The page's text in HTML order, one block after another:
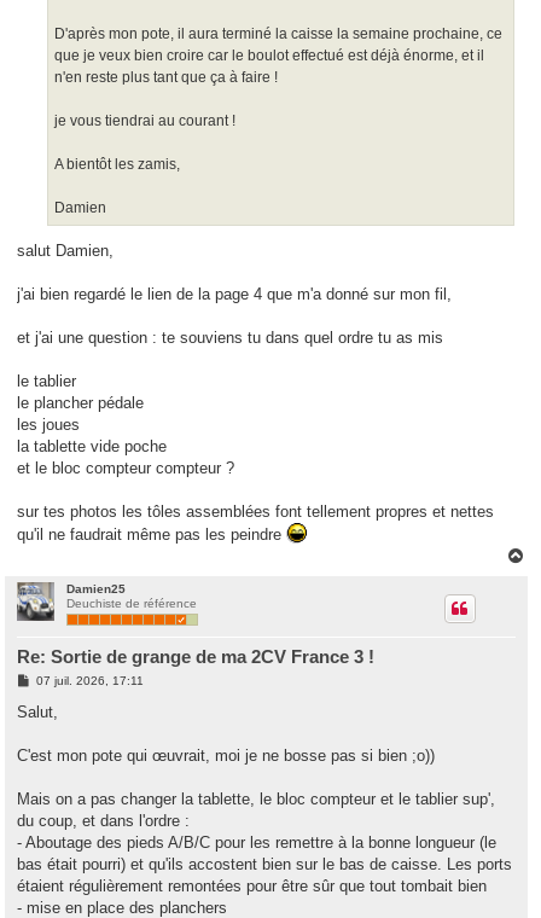
D'après mon pote, il aura terminé la caisse la semaine prochaine, ce
que je veux bien croire car le boulot effectué est déjà énorme, et il
n'en reste plus tant que ça à faire !
je vous tiendrai au courant !
A bientôt les zamis,
Damien
salut Damien,
j'ai bien regardé le lien de la page 4 que m'a donné sur mon fil,
et j'ai une question : te souviens tu dans quel ordre tu as mis
le tablier
le plancher pédale
les joues
la tablette vide poche
et le bloc compteur compteur ?
sur tes photos les tôles assemblées font tellement propres et nettes
qu'il ne faudrait même pas les peindre
Damien25
Deuchiste de référence
Re: Sortie de grange de ma 2CV France 3 !
M
s
g
07 juil. 2026, 17:11
Salut,
C'est mon pote qui œuvrait, moi je ne bosse pas si bien ;o))
Mais on a pas changer la tablette, le bloc compteur et le tablier sup',
du coup, et dans l'ordre :
- Aboutage des pieds A/B/C pour les remettre à la bonne longueur (le
bas était pourri) et qu'ils accostent bien sur le bas de caisse. Les ports
étaient régulièrement remontées pour être sûr que tout tombait bien
- mise en place des planchers